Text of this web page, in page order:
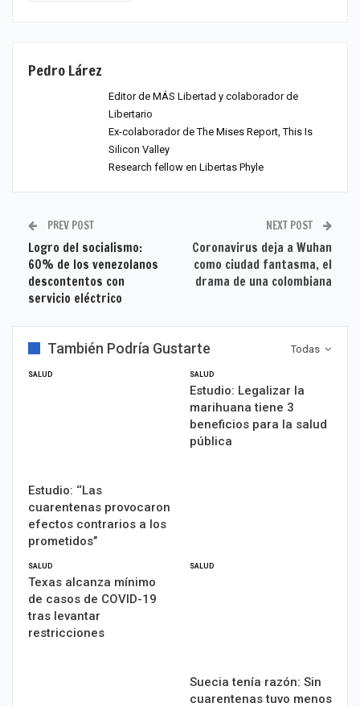
Pedro Lárez
Editor de MÁS Libertad y colaborador de
Libertario
Ex-colaborador de The Mises Report, This Is
Silicon Valley
Research fellow en Libertas Phyle
PREV POST
Logro del socialismo:
60% de los venezolanos
descontentos con
servicio eléctrico
NEXT POST
Coronavirus deja a Wuhan
como ciudad fantasma, el
drama de una colombiana
Todas
También Podría Gustarte
SALUD
Estudio: ‘‘Las
cuarentenas provocaron
efectos contrarios a los
prometidos’’
SALUD
Estudio: Legalizar la
marihuana tiene 3
beneficios para la salud
pública
SALUD
Texas alcanza mínimo
de casos de COVID-19
tras levantar
restricciones
SALUD
Suecia tenía razón: Sin
cuarentenas tuvo menos